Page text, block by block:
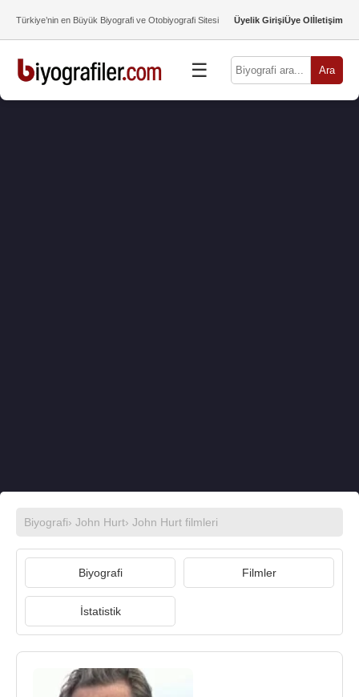
Türkiye’nin en Büyük Biyografi ve Otobiyografi Sitesi Üyelik GirişiÜye Olİletişim
☰ Ara
Biyografi› John Hurt› John Hurt filmleri
Biyografi Filmler
İstatistik